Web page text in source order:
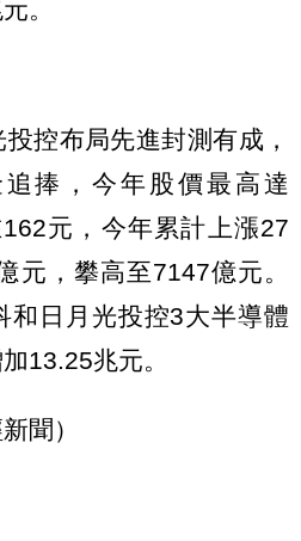
。
控布局先進封測有成，
捧，今年股價最高達
元，今年累計上漲27
元，攀高至7147億元。
和日月光投控3大半導體
13.25兆元。
聞）